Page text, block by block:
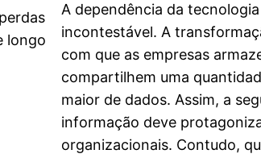
longo
A dependência da
incontestável. A
com que as empresas
compartilhem uma
maior de dados. Assim, a
informação deve
organizacionais. Contudo,